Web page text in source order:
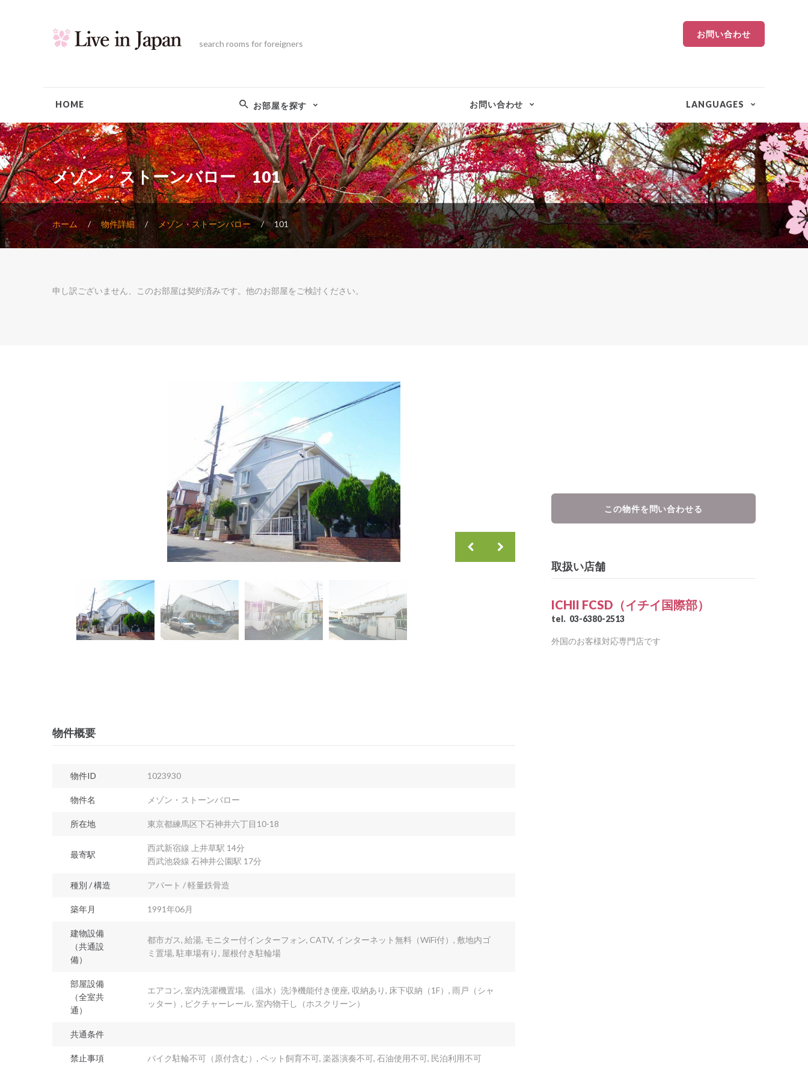
search rooms for foreigners
お問い合わせ
HOME お部屋を探す お問い合わせ LANGUAGES
メゾン・ストーンバロー 101
ホーム 物件詳細 メゾン・ストーンバロー 101
申し訳ございません、このお部屋は契約済みです。他のお部屋をご検討ください。
物件概要
物件ID 1023930
物件名 メゾン・ストーンバロー
所在地 東京都練馬区下石神井六丁目10-18
最寄駅
西武新宿線 上井草駅 14分
西武池袋線 石神井公園駅 17分
種別 / 構造 アパート / 軽量鉄骨造
築年月 1991年06月
建物設備
（共通設
備）
都市ガス, 給湯, モニター付インターフォン, CATV, インターネット無料（WiFi付）, 敷地内ゴ
ミ置場, 駐車場有り, 屋根付き駐輪場
部屋設備
（全室共
通）
エアコン, 室内洗濯機置場, （温水）洗浄機能付き便座, 収納あり, 床下収納（1F）, 雨戸（シャ
ッター）, ピクチャーレール, 室内物干し（ホスクリーン）
共通条件
禁止事項 バイク駐輪不可（原付含む）, ペット飼育不可, 楽器演奏不可, 石油使用不可, 民泊利用不可
この物件を問い合わせる
取扱い店舗
ICHII FCSD（イチイ国際部）
tel. 03-6380-2513
外国のお客様対応専門店です